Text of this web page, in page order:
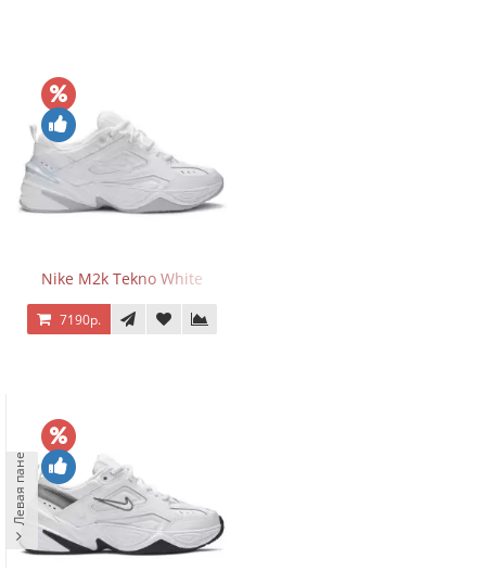
Nike M2k Tekno White
7190р.
Левая панель